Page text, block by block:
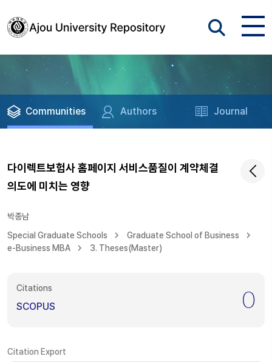
Communities Authors Journal
다이렉트보험사 홈페이지 서비스품질이 계약체결
의도에 미치는 영향
박종남
Special Graduate Schools
Graduate School of Business
e-Business MBA
3. Theses(Master)
Citations
SCOPUS 0
Citation Export